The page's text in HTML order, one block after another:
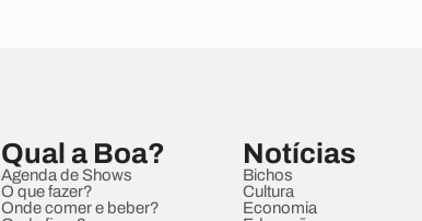
Qual a Boa?
Agenda de Shows
O que fazer?
Onde comer e beber?
Notícias
Bichos
Cultura
Economia